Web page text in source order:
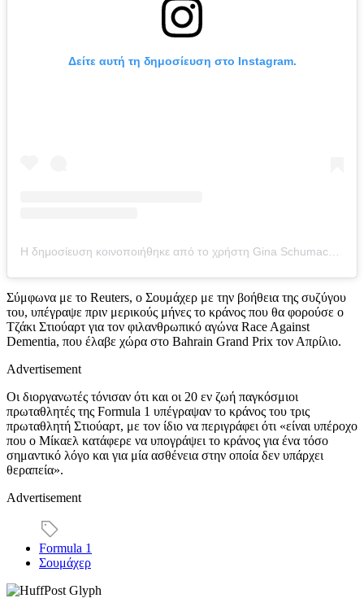
Δείτε αυτή τη δημοσίευση στο Instagram.
Η δημοσίευση κοινοποιήθηκε από το χρήστη Gina Schumacher (@gina_schumacher)
Σύμφωνα με το Reuters, ο Σουμάχερ με την βοήθεια της συζύγου
του, υπέγραψε πριν μερικούς μήνες το κράνος που θα φορούσε ο
Τζάκι Στιούαρτ για τον φιλανθρωπικό αγώνα Race Against
Dementia, που έλαβε χώρα στο Bahrain Grand Prix τον Απρίλιο.
Advertisement
Οι διοργανωτές τόνισαν ότι και οι 20 εν ζωή παγκόσμιοι
πρωταθλητές της Formula 1 υπέγραψαν το κράνος του τρις
πρωταθλητή Στιούαρτ, με τον ίδιο να περιγράφει ότι «είναι υπέροχο
που ο Μίκαελ κατάφερε να υπογράψει το κράνος για ένα τόσο
σημαντικό λόγο και για μία ασθένεια στην οποία δεν υπάρχει
θεραπεία».
Advertisement
Formula 1
Σουμάχερ